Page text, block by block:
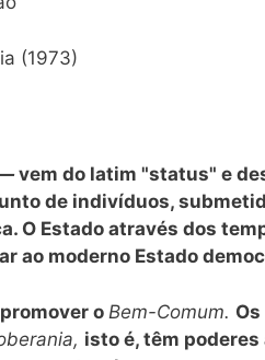
(1973)
—vem do latim "status" e
de indivíduos,
O Estado através dos
ao moderno Estado
o Bem-Comum.
isto é, têm